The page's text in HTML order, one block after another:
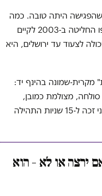
אל גולדה מאיר ב-71, הם חשבו שהפגישה היתה טובה. כמה
ימים אחר כך הם קראו בעיתון שהם ״לא נחמדים״. כשויקי כנפו החליטה ב-2003 לקיים
לצעוד עד ירושלים, היא
שמונה בהינף יד:
מצולמת כמובן,
וכשהבין כמה יובל כרמי ויראלי הוא ידע להרים אליו טלפון. העני זכה ל-15 שניות התהילה
אם ירצה או לא – הוא